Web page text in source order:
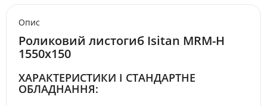
Опис
Роликовий листогиб Isitan MRM-H
1550x150
ХАРАКТЕРИСТИКИ І СТАНДАРТНЕ
ОБЛАДНАННЯ: